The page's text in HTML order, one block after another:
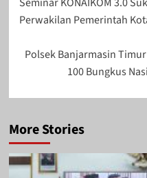
navigation
Perwakilan Pemerintah
Polsek Banjarmasin
100 Bungkus
More Stories